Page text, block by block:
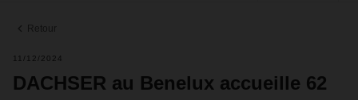
Retour
11/12/2024
DACHSER au Benelux accueille 62